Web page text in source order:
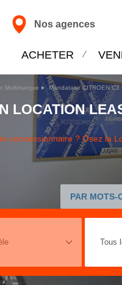
Nos agences
ACHETER
Multimarque Mandataire CITROEN C3
LOCATION
concessionnaire ? Osez la
PAR MOTS-